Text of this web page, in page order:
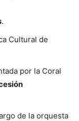
.
Cultural de
por la Coral
de la orquesta